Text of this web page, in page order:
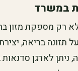
במשרד
רק מספקת מזון
בריאה,
ניתן לארגן